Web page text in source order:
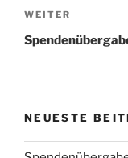
Nächster
Beitrag
WEITER
NEUESTE